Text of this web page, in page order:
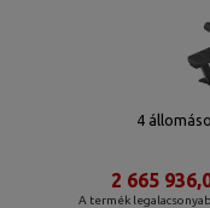
4
A termék
2 665